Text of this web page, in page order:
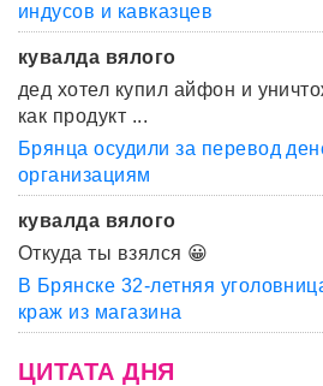
индусов и кавказцев
кувалда вялого
дед хотел купил айфон и
как продукт ...
Брянца осудили за перевод
организациям
кувалда вялого
Откуда ты взялся 😀
В Брянске 32-летняя
краж из магазина
ЦИТАТА ДНЯ